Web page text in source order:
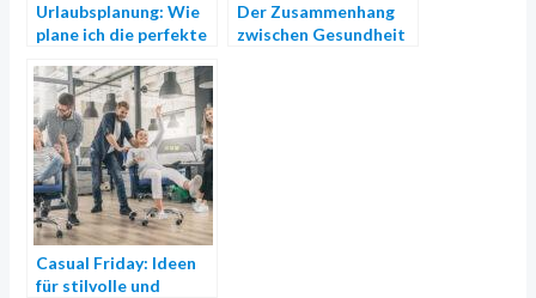
Urlaubsplanung: Wie
plane ich die perfekte
Urlaub ohne Stress zu
genießen?
Der Zusammenhang
zwischen Gesundheit
Casual Friday: Ideen
für stilvolle und